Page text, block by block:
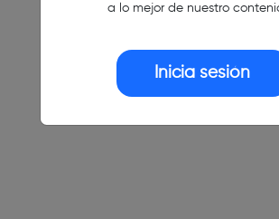
a lo mejor de nuestro
Inicia sesión